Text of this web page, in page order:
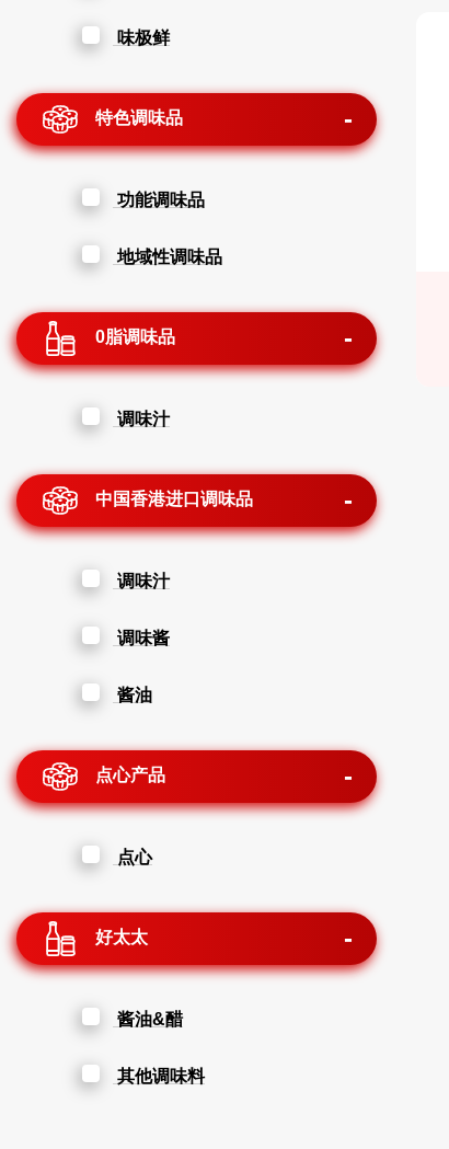
味极鲜
特色调味品
功能调味品
地域性调味品
0脂调味品
调味汁
中国香港进口调味品
调味汁
调味酱
酱油
点心产品
点心
好太太
酱油&醋
其他调味料